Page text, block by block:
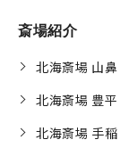
斎場紹介
北海斎場 山鼻
北海斎場 豊平
北海斎場 手稲